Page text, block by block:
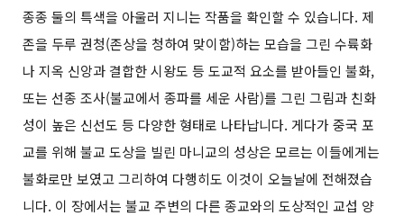
종종 둘의 특색을 아울러 지니는 작품을 확인할 수 있습니다. 제
존을 두루 권청(존상을 청하여 맞이함)하는 모습을 그린 수륙화
나 지옥 신앙과 결합한 시왕도 등 도교적 요소를 받아들인 불화,
또는 선종 조사(불교에서 종파를 세운 사람)를 그린 그림과 친화
성이 높은 신선도 등 다양한 형태로 나타납니다. 게다가 중국 포
교를 위해 불교 도상을 빌린 마니교의 성상은 모르는 이들에게는
불화로만 보였고 그리하여 다행히도 이것이 오늘날에 전해졌습
니다. 이 장에서는 불교 주변의 다른 종교와의 도상적인 교섭 양